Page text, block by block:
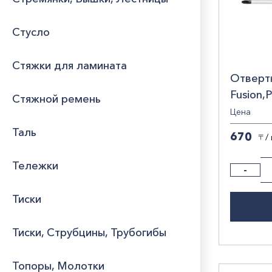
Стусло
Стяжки для ламината
Стяжной ремень
Таль
Тележки
Тиски
Тиски, Струбцины, Трубогибы
Топоры, Молотки
11438
Цена
670 〒 /
-